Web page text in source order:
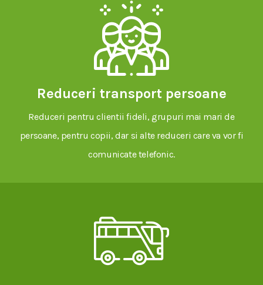
Reduceri transport persoane
Reduceri pentru clientii fideli, grupuri mai mari de
persoane, pentru copii, dar si alte reduceri care va vor fi
comunicate telefonic.